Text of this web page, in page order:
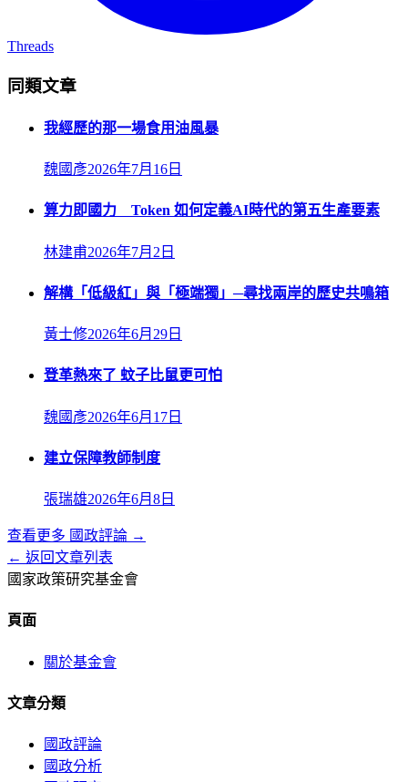
Threads
同類文章
我經歷的那一場食用油風暴
魏國彥2026年7月16日
算力即國力 Token 如何定義AI時代的第五生產要素
林建甫2026年7月2日
解構「低級紅」與「極端獨」─尋找兩岸的歷史共鳴箱
黃士修2026年6月29日
登革熱來了 蚊子比鼠更可怕
魏國彥2026年6月17日
建立保障教師制度
張瑞雄2026年6月8日
查看更多 國政評論 →
← 返回文章列表
國家政策研究基金會
頁面
關於基金會
文章分類
國政評論
國政分析